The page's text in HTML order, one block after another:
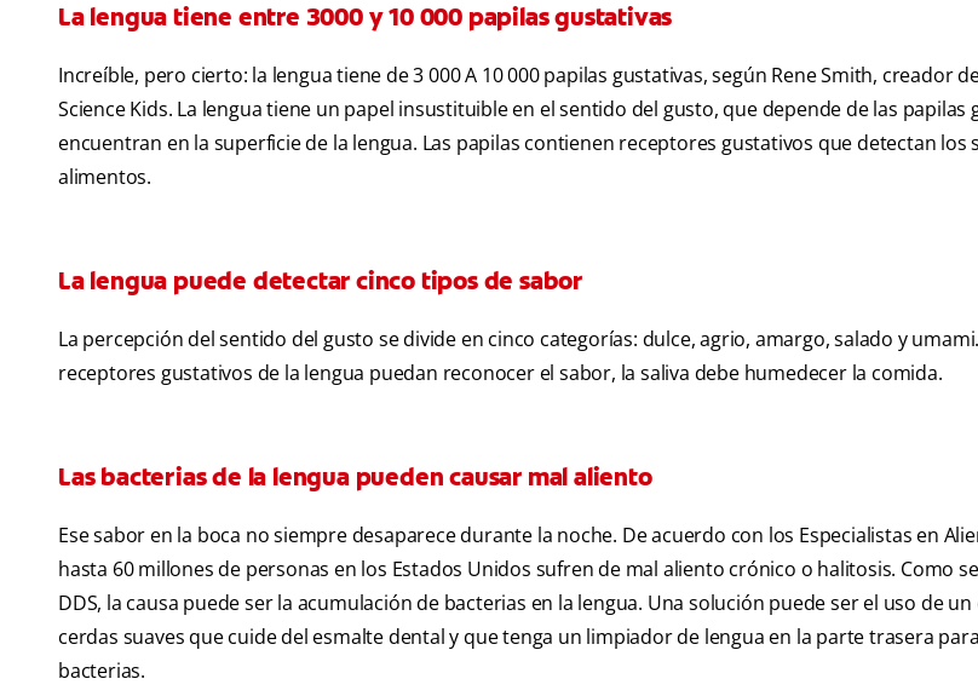
La lengua tiene entre 3000 y 10 000 papilas gustativas
Increíble, pero cierto: la lengua tiene de 3 000 A 10 000 papilas gustativas, según Rene Smith, creador
Science Kids. La lengua tiene un papel insustituible en el sentido del gusto, que depende de las papilas
encuentran en la superficie de la lengua. Las papilas contienen receptores gustativos que detectan los
alimentos.
La lengua puede detectar cinco tipos de sabor
La percepción del sentido del gusto se divide en cinco categorías: dulce, agrio, amargo, salado y
receptores gustativos de la lengua puedan reconocer el sabor, la saliva debe humedecer la comida.
Las bacterias de la lengua pueden causar mal aliento
Ese sabor en la boca no siempre desaparece durante la noche. De acuerdo con los Especialistas en
hasta 60 millones de personas en los Estados Unidos sufren de mal aliento crónico o halitosis. Como
DDS, la causa puede ser la acumulación de bacterias en la lengua. Una solución puede ser el uso de
cerdas suaves que cuide del esmalte dental y que tenga un limpiador de lengua en la parte trasera
bacterias.